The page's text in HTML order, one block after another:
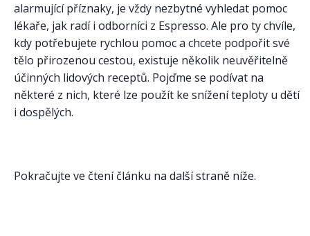
alarmující příznaky, je vždy nezbytné vyhledat pomoc
lékaře, jak radí i odborníci z Espresso. Ale pro ty chvíle,
kdy potřebujete rychlou pomoc a chcete podpořit své
tělo přirozenou cestou, existuje několik neuvěřitelně
účinných lidových receptů. Pojďme se podívat na
některé z nich, které lze použít ke snížení teploty u dětí
i dospělých.
Pokračujte ve čtení článku na další straně níže.